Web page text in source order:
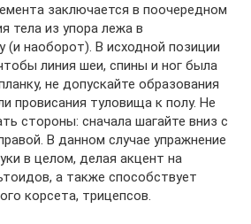
заключается в поочередном
тела из упора лежа в
(и наоборот). В исходной позиции
линия шеи, спины и ног была
не допускайте образования
провисания туловища к полу. Не
стороны: сначала шагайте вниз с
В данном случае упражнение
в целом, делая акцент на
а также способствует
корсета, трицепсов.